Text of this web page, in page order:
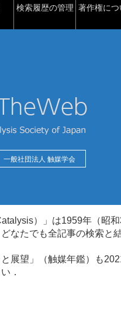
検索履歴の管理 著作権につ
一般社団法人 触媒学会
）」は1959年（昭
なたでも全記事の検索と
展望」（触媒年鑑）も
．